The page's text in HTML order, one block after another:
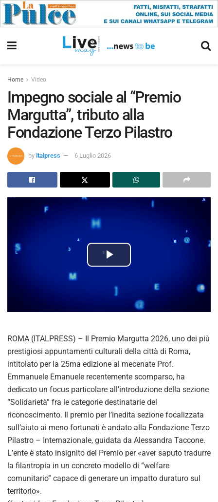
Home Video
Impegno sociale al “Premio
Margutta”, tributo alla
Fondazione Terzo Pilastro
by italpress 6 Luglio 2026
P
a
y
V
i
d
e
o
ROMA (ITALPRESS) – Il Premio Margutta 2026, uno dei più
prestigiosi appuntamenti culturali della città di Roma,
intitolato per la 25ma edizione al mecenate Prof.
Emmanuele Emanuele recentemente scomparso, ha
dedicato un focus particolare all’introduzione della sezione
“Solidarietà” fra le categorie destinatarie del
riconoscimento. Il premio per l’inedita sezione focalizzata
sull’aiuto ai meno fortunati è andato alla Fondazione Terzo
Pilastro – Internazionale, guidata da Alessandra Taccone.
L’ente è stato insignito del Premio per «aver saputo tradurre
la filantropia in un concreto modello di “welfare
comunitario” capace di generare un impatto duraturo sul
territorio».